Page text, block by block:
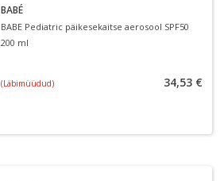
BABÉ
BABE Pediatric päikesekaitse aerosool SPF50
200 ml
(Läbimüüdud) 34,53 €